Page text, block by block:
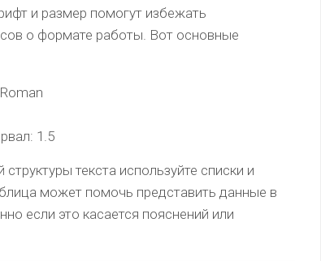
и размер помогут избежать
о формате работы. Вот основные
1.5
текста используйте списки и
может помочь представить данные в
если это касается пояснений или